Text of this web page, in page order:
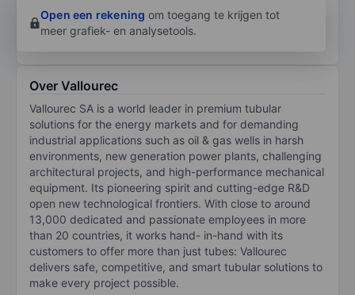
Open een rekening om toegang te krijgen tot
meer grafiek- en analysetools.
Over Vallourec
Vallourec SA is a world leader in premium tubular
solutions for the energy markets and for demanding
industrial applications such as oil & gas wells in harsh
environments, new generation power plants, challenging
architectural projects, and high-performance mechanical
equipment. Its pioneering spirit and cutting-edge R&D
open new technological frontiers. With close to around
13,000 dedicated and passionate employees in more
than 20 countries, it works hand- in-hand with its
customers to offer more than just tubes: Vallourec
delivers safe, competitive, and smart tubular solutions to
make every project possible.